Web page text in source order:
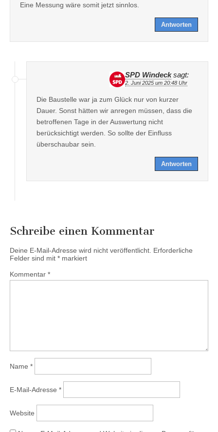
Eine Messung wäre somit jetzt sinnlos.
Antworten
SPD Windeck sagt:
2. Juni 2025 um 20:48 Uhr
Die Baustelle war ja zum Glück nur von kurzer
Dauer. Sonst hätten wir anregen müssen, dass die
betroffenen Tage in der Auswertung nicht
berücksichtigt werden. So sollte der Einfluss
überschaubar sein.
Antworten
Schreibe einen Kommentar
Deine E-Mail-Adresse wird nicht veröffentlicht. Erforderliche
Felder sind mit * markiert
Kommentar *
Name *
E-Mail-Adresse *
Website